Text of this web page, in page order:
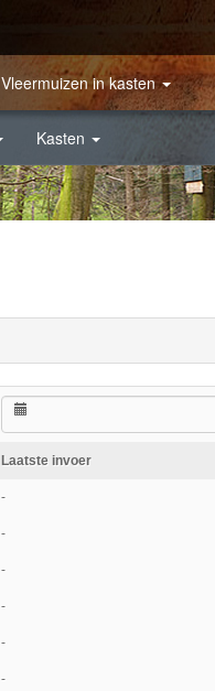
Vleermuizen in kasten
Kasten
Laatste invoer
-
-
-
-
-
-